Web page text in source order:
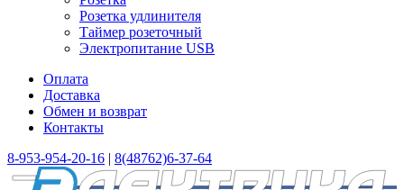
Розетка удлинителя
Таймер розеточный
Электропитание USB
Оплата
Доставка
Обмен и возврат
Контакты
8-953-954-20-16 | 8(48762)6-37-64